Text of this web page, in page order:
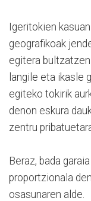
Igeritokien
geografikoak
egitera bultzatzen
langile eta ikasle
egiteko tokirik
denon eskura
zentru
Beraz, bada
proportzionala
osasunaren alde.